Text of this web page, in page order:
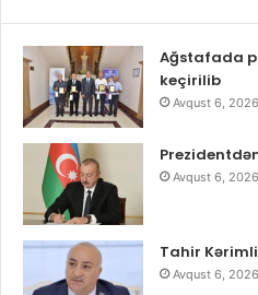
Ağstafada
keçirilib
Avqust 6, 2026
Avqust 6, 2026
Tahir
Avqust 6, 2026